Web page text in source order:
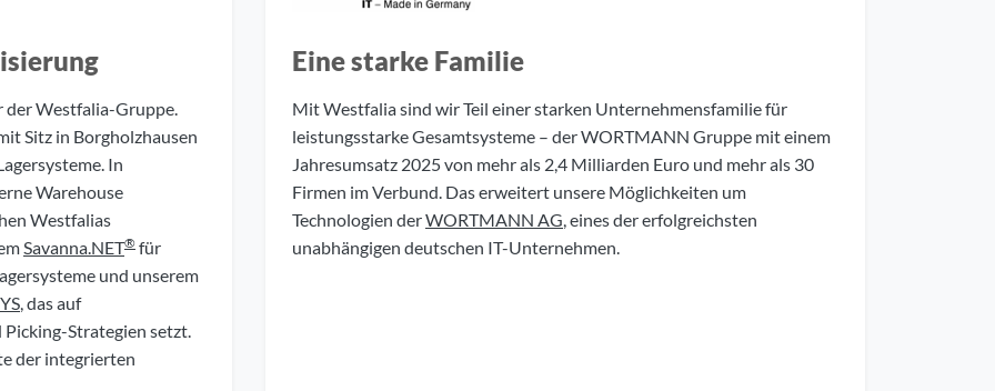
der Westfalia-Gruppe.
Sitz in Borgholzhausen
In
Warehouse
Westfalias
Savanna.NET® für
und unserem
, das auf
Strategien setzt.
der integrierten
Eine starke Familie
Mit Westfalia sind wir Teil einer starken Unternehmensfamilie für
leistungsstarke Gesamtsysteme – der WORTMANN Gruppe mit einem
Jahresumsatz 2025 von mehr als 2,4 Milliarden Euro und mehr als 30
Firmen im Verbund. Das erweitert unsere Möglichkeiten um
Technologien derWORTMANN AG, eines der erfolgreichsten
unabhängigen deutschen IT-Unternehmen.